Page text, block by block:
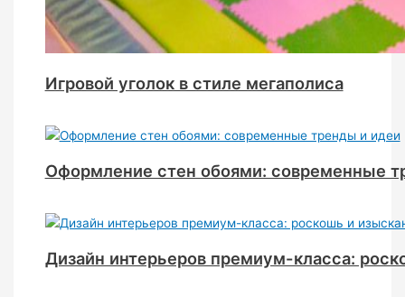
Игровой уголок в стиле мегаполиса
Оформление стен обоями: современные
Дизайн интерьеров премиум-класса: